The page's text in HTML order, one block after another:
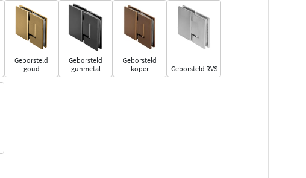
Geborsteld
goud
Geborsteld
gunmetal
Geborsteld
koper
Geborsteld RVS